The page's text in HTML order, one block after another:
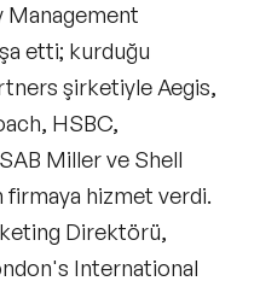
Management
etti; kurduğu
şirketiyle Aegis,
HSBC,
Miller ve Shell
firmaya hizmet verdi.
Direktörü,
International
Konuşmacıları
Medya